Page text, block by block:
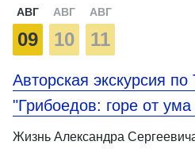
АВГ
09
АВГ
10
АВГ
11
Авторская экскурсия по
"Грибоедов: горе от
Жизнь Александра